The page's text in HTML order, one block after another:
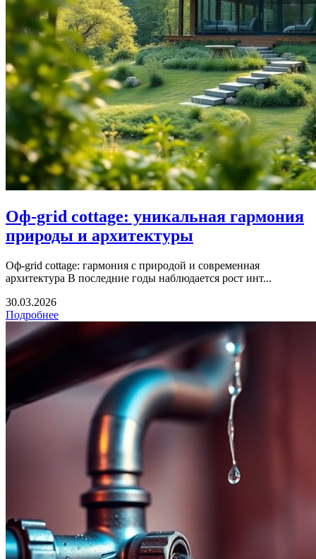
Оф-grid cottage: уникальная гармония
природы и архитектуры
Оф-grid cottage: гармония с природой и современная
архитектура В последние годы наблюдается рост инт...
30.03.2026
Подробнее